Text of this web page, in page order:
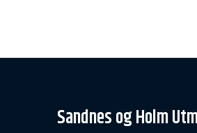
Sandnes og Holm